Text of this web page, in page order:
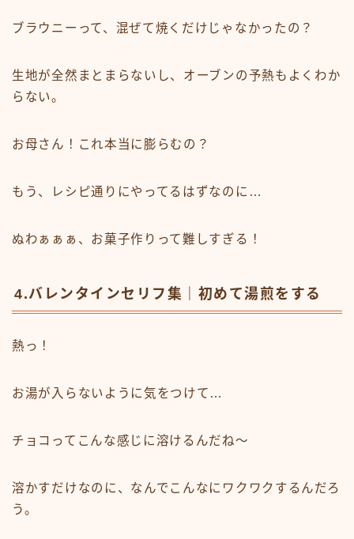
ブラウニーって、混ぜて焼くだけじゃなかったの？
生地が全然まとまらないし、オーブンの予熱もよくわか
らない。
お母さん！これ本当に膨らむの？
もう、レシピ通りにやってるはずなのに…
ぬわぁぁぁ、お菓子作りって難しすぎる！
4.バレンタインセリフ集｜初めて湯煎をする
熱っ！
お湯が入らないように気をつけて…
チョコってこんな感じに溶けるんだね～
溶かすだけなのに、なんでこんなにワクワクするんだろ
う。